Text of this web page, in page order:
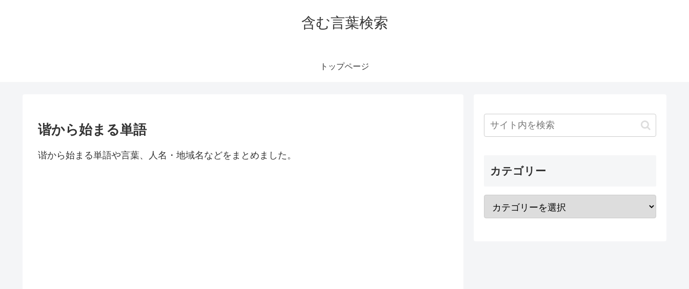
含む言葉検索
トップページ
谐から始まる単語
谐から始まる単語や言葉、人名・地域名などをまとめました。
カテゴリー